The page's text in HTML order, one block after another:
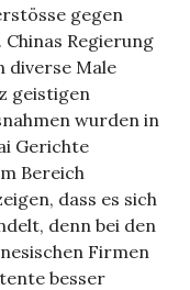
gegen
Regierung
diverse Male
geistigen
wurden in
Gerichte
Bereich
dass es sich
denn bei den
Firmen
besser